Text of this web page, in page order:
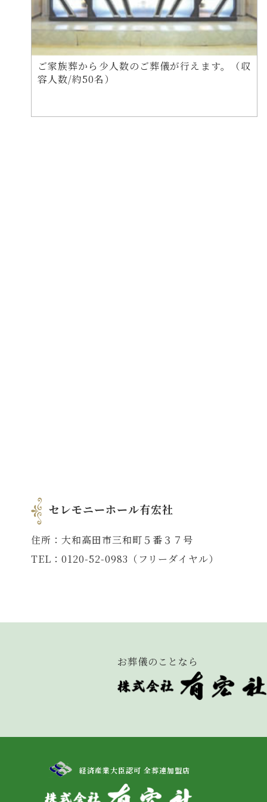
ご家族葬から少人数のご葬儀が行えます。（収
容人数/約50名）
セレモニーホール有宏社
住所：大和高田市三和町５番３７号
TEL：0120-52-0983（フリーダイヤル）
お葬儀のことなら
経済産業大臣認可 全葬連加盟店